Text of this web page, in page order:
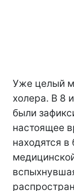
Уже целый
холера. В 8
были
настоящее
находятся